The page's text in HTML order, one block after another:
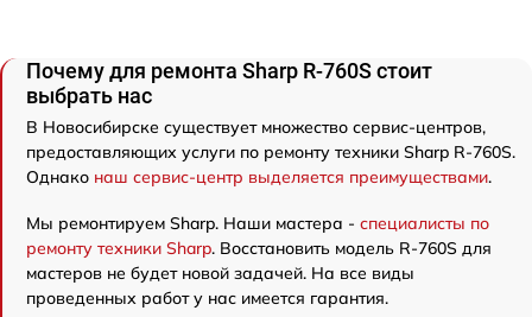
Почему для ремонта Sharp R-760S стоит
выбрать нас
В Новосибирске существует множество сервис-центров,
предоставляющих услуги по ремонту техники Sharp R-760S.
Однако наш сервис-центр выделяется преимуществами.
Мы ремонтируем Sharp. Наши мастера - специалисты по
ремонту техники Sharp. Восстановить модель R-760S для
мастеров не будет новой задачей. На все виды
проведенных работ у нас имеется гарантия.